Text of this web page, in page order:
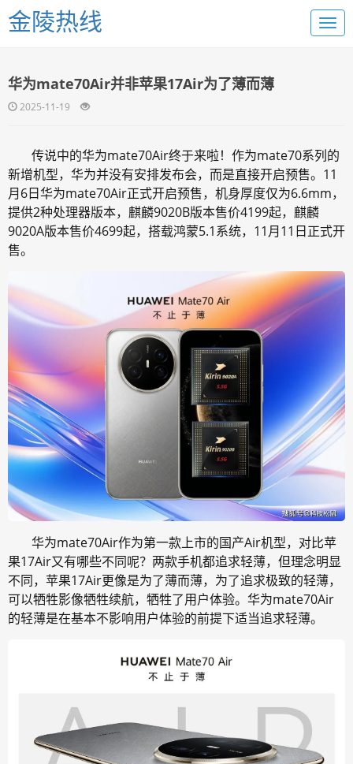
金陵热线
华为mate70Air并非苹果17Air为了薄而薄
2025-11-19
传说中的华为mate70Air终于来啦！作为mate70系列的
新增机型，华为并没有安排发布会，而是直接开启预售。11
月6日华为mate70Air正式开启预售，机身厚度仅为6.6mm，
提供2种处理器版本，麒麟9020B版本售价4199起，麒麟
9020A版本售价4699起，搭载鸿蒙5.1系统，11月11日正式开
售。
华为mate70Air作为第一款上市的国产Air机型，对比苹
果17Air又有哪些不同呢？两款手机都追求轻薄，但理念明显
不同，苹果17Air更像是为了薄而薄，为了追求极致的轻薄，
可以牺牲影像牺牲续航，牺牲了用户体验。华为mate70Air
的轻薄是在基本不影响用户体验的前提下适当追求轻薄。